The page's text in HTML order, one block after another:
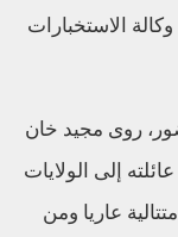
الاستخبارات
الحضور، روى مجيد خان
إلى الولايات
عاريا ومن